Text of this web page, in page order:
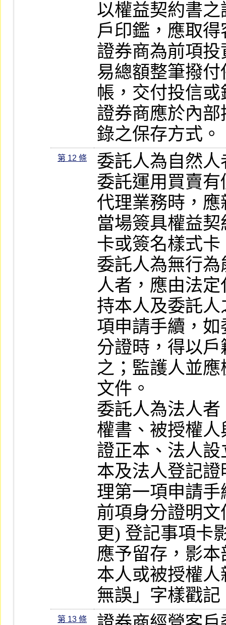
以權益契約書
戶印鑑，應取
證券商為前項
易總額整筆撥
帳，交付投信或
證券商應於內
錄之保存方式。
第 12 條
委託人為自然
委託運用買賣
代理業務時，
當場簽具權益
卡或簽名樣式卡
委託人為無行
人者，應由法
持本人及委託
項申請手續，
分證時，得以
之；監護人並
文件。
委託人為法人
權書、被授權
證正本、法人
本及法人登記
理第一項申請手
前項身分證明
更) 登記事項卡
應予留存，影
本人或被授權
無誤」字樣戳記
第 13 條